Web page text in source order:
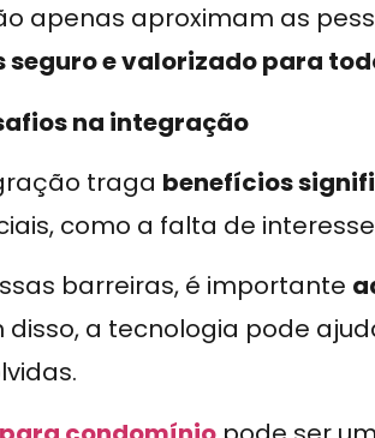
apenas aproximam as
seguro e valorizado para
na integração
traga benefícios
como a falta de
barreiras, é importante
disso, a tecnologia pode